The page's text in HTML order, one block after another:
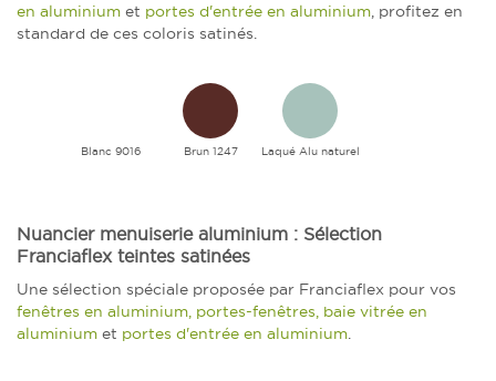
en aluminium et portes d'entrée en aluminium, profitez en
standard de ces coloris satinés.
Blanc 9016 Brun 1247 Laqué Alu naturel
Nuancier menuiserie aluminium : Sélection
Franciaflex teintes satinées
Une sélection spéciale proposée par Franciaflex pour vos
fenêtres en aluminium, portes-fenêtres, baie vitrée en
aluminium et portes d'entrée en aluminium.